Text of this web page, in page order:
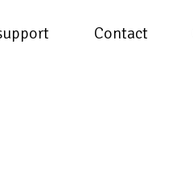
Contact